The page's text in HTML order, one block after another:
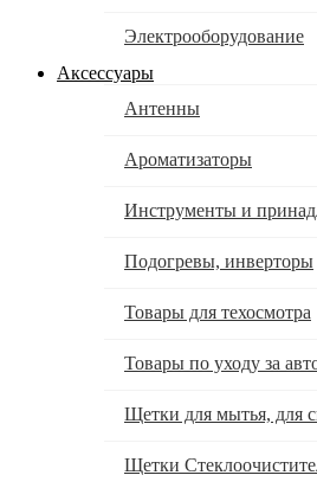
Электрооборудование
Аксессуары
Антенны
Ароматизаторы
Инструменты и
Подогревы, инверторы
Товары для техосмотра
Товары по уходу за
Щетки для мытья, для
Щетки